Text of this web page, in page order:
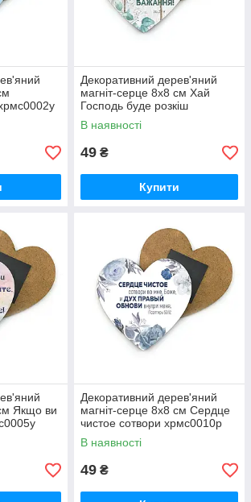
Декоративний дерев'яний
магніт-серце 8х8 см Хай
Господь буде розкіш
хрмс0001у
В наявності
49 ₴
Купити
Якщо ви
Декоративний дерев'яний
магніт-серце 8х8 см Сердце
чистое сотвори хрмс0010р
В наявності
49 ₴